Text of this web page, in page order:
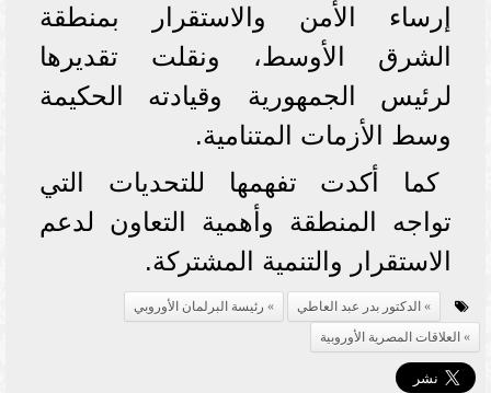
إرساء الأمن والاستقرار بمنطقة
الشرق الأوسط، ونقلت تقديرها
لرئيس الجمهورية وقيادته الحكيمة
وسط الأزمات المتنامية.
كما أكدت تفهمها للتحديات التي
تواجه المنطقة وأهمية التعاون لدعم
الاستقرار والتنمية المشتركة.
الدكتور بدر عبد العاطي
رئيسة البرلمان الأوروبي
العلاقات المصرية الأوروبية